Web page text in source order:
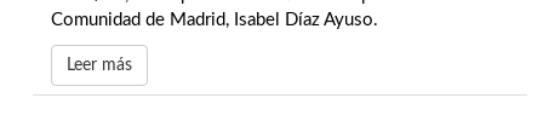
Comunidad de Madrid, Isabel Díaz Ayuso.
Leer más